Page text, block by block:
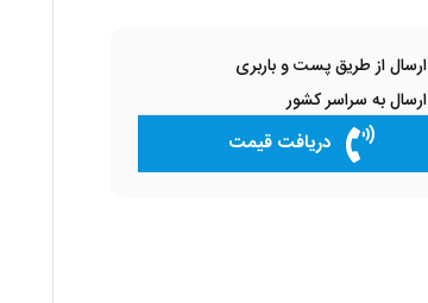
ارسال از طریق پست و باربری
ارسال به سراسر کشور
دریافت قیمت